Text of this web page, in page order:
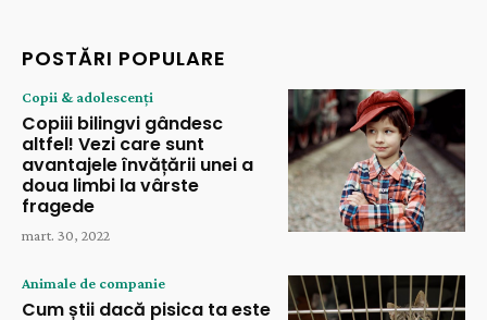
POSTĂRI POPULARE
Copii & adolescenți
Copiii bilingvi gândesc
altfel! Vezi care sunt
avantajele învățării unei a
doua limbi la vârste
fragede
mart. 30, 2022
Animale de companie
Cum știi dacă pisica ta este